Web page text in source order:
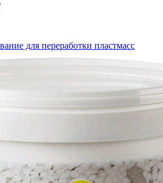
для переработки пластмасс